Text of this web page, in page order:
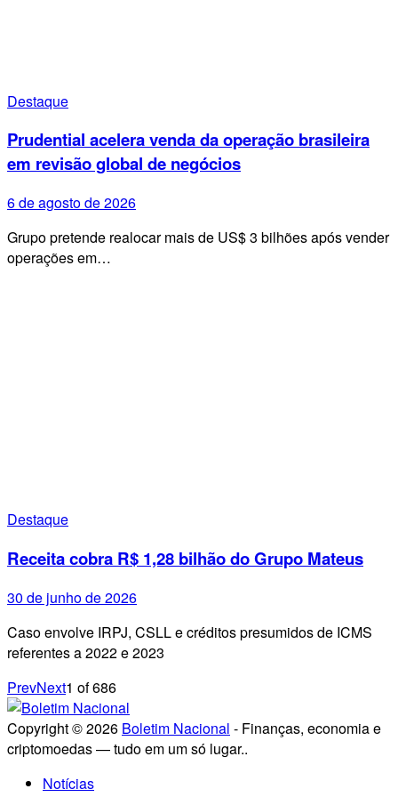
Destaque
Prudential acelera venda da operação brasileira
em revisão global de negócios
6 de agosto de 2026
Grupo pretende realocar mais de US$ 3 bilhões após vender
operações em…
Destaque
Receita cobra R$ 1,28 bilhão do Grupo Mateus
30 de junho de 2026
Caso envolve IRPJ, CSLL e créditos presumidos de ICMS
referentes a 2022 e 2023
PrevNext1 of686
Copyright © 2026 Boletim Nacional - Finanças, economia e
criptomoedas — tudo em um só lugar..
Notícias